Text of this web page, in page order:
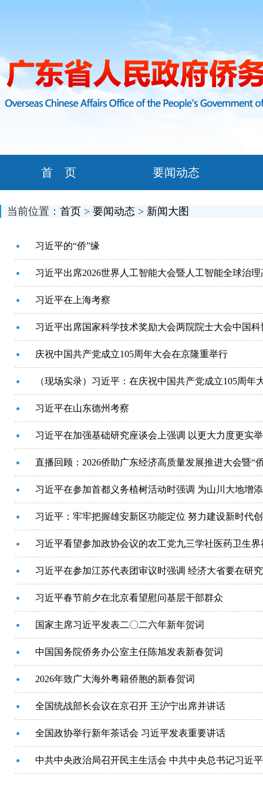
首 页 要闻动态
当前位置： 首页 > 要闻动态 > 新闻大图
习近平的“侨”缘
习近平出席2026世界人工智能大会暨人工智能全球治
习近平在上海考察
习近平出席国家科学技术奖励大会两院院士大会中国
庆祝中国共产党成立105周年大会在京隆重举行
（现场实录）习近平：在庆祝中国共产党成立105周年
习近平在山东德州考察
习近平在加强基础研究座谈会上强调 以更大力度更实
直播回顾：2026侨助广东经济高质量发展推进大会暨“
习近平在参加首都义务植树活动时强调 为山川大地增
习近平：牢牢把握雄安新区功能定位 努力建设新时代
习近平看望参加政协会议的农工党九三学社医药卫生
习近平在参加江苏代表团审议时强调 经济大省要在研
习近平春节前夕在北京看望慰问基层干部群众
国家主席习近平发表二〇二六年新年贺词
中国国务院侨务办公室主任陈旭发表新春贺词
2026年致广大海外粤籍侨胞的新春贺词
全国统战部长会议在京召开 王沪宁出席并讲话
全国政协举行新年茶话会 习近平发表重要讲话
中共中央政治局召开民主生活会 中共中央总书记习近